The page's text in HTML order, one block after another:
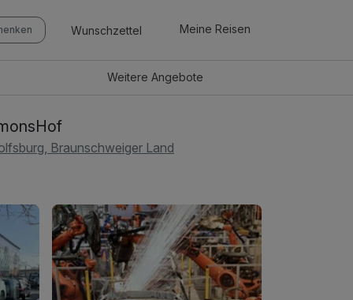
Wunschzettel Meine Reisen
WeitereAngebote
Braunschweiger Land